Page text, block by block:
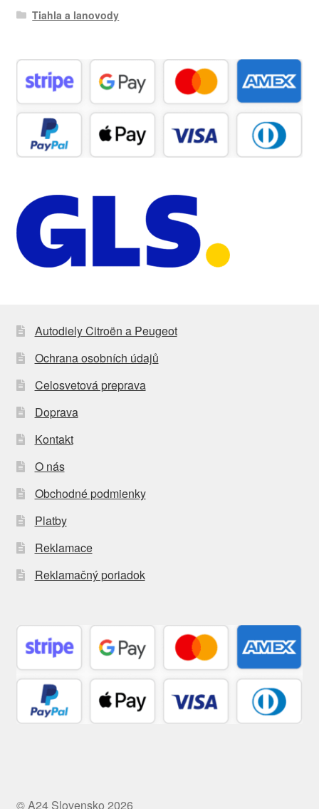
Tiahla a lanovody
Autodiely Citroën a Peugeot
Ochrana osobních údajů
Celosvetová preprava
Doprava
Kontakt
O nás
Obchodné podmienky
Platby
Reklamace
Reklamačný poriadok
© A24 Slovensko 2026